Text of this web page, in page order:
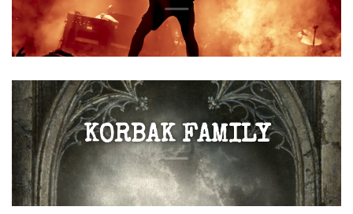
KORBAK FAMILY